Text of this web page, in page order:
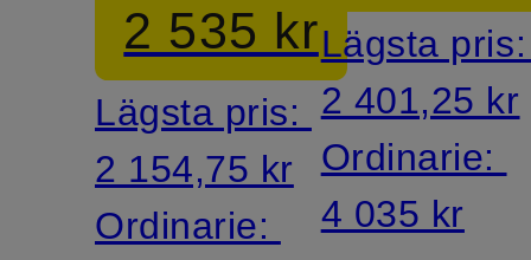
2 535 kr
Lägsta pris:
2 154,75 kr
Ordinarie:
Lägsta
2 401,25 kr
Ordinarie:
4 035 kr